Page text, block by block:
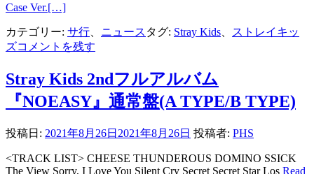
Case Ver.[…]
カテゴリー: サ行 ニュース タグ: Stray Kids
ストレイキッ
ズコメントを残す
Stray Kids 2ndフルアルバム
『NOEASY』通常盤(A TYPE/B TYPE)
投稿日: 2021年8月26日 2021年8月26日 投稿者: PHS
<TRACK LIST> CHEESE THUNDEROUS DOMINO SSICK
The View Sorry, I Love You Silent Cry Secret Secret Star Los Read